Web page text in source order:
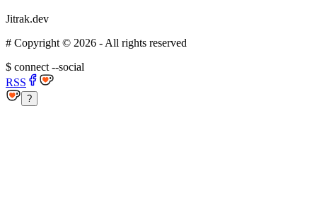
Jitrak.dev
# Copyright © 2026 - All rights reserved
$ connect --social
RSS
?